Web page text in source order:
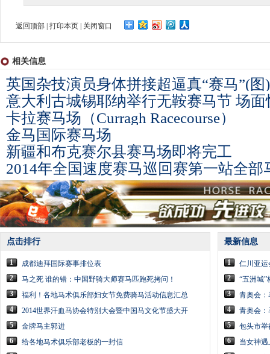
返回顶部 打印本页 关闭窗口
相关信息
英国杂技演员身体拼接超逼真“赛马”(图)
意大利古城锡耶纳举行无鞍赛马节 场
卡拉赛马场（Curragh Racecourse）
金马国际赛马场
新疆和布克赛尔县赛马场即将完工
2014年全国速度赛马巡回赛第一站全
点击排行
1
成都迪拜国际赛事排位表
2
马之死 谁的错：中国野骑大师赛马匹跑死拷问！
3
福利！各地马术俱乐部妇女节免费骑马活动信息汇总
4
2014世界汗血马协会特别大会暨中国马文化节盛大开
5
金牌马主郭进
6
给各地马术俱乐部老板的一封信
最新信息
1
仁川亚
2
“五洲城”
3
青奥会：
4
青奥会：
5
包头市举
6
当女神